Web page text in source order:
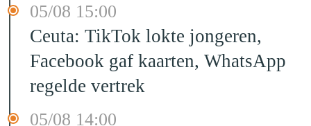
05/08 15:00
Ceuta: TikTok lokte jongeren,
Facebook gaf kaarten, WhatsApp
regelde vertrek
05/08 14:00